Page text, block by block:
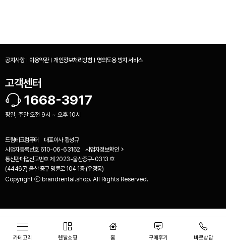
공지사항 이용약관 개인정보처리방침 명의도용 방지 서비스
고객센터
1668-3917
평일, 주말 오전 9시 ~ 오후 10시
드림테크컴퓨터 대표이사 황성규
사업자등록번호 610-06-63162
사업자정보확인
통신판매업신고번호 제 2023-울산중구-0313 호
(44467) 울산 중구 명륜로 104 1층 (우정동)
Copyright ⓒ brandrental.shop. All Rights Reserved.
카테고리 렌탈쇼핑 홈 구매후기 바로상담